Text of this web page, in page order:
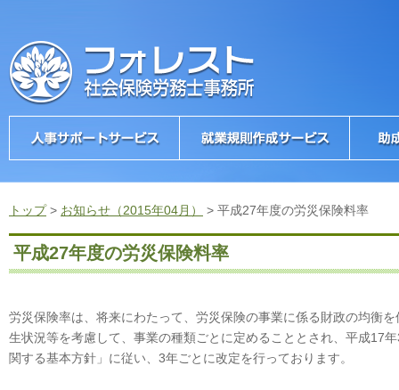
トップ> お知らせ（2015年04月） > 平成27年度の労災保険料率
平成27年度の労災保険料率
労災保険率は、将来にわたって、労災保険の事業に係る財政の均衡
生状況等を考慮して、事業の種類ごとに定めることとされ、平成17
関する基本方針」に従い、3年ごとに改定を行っております。